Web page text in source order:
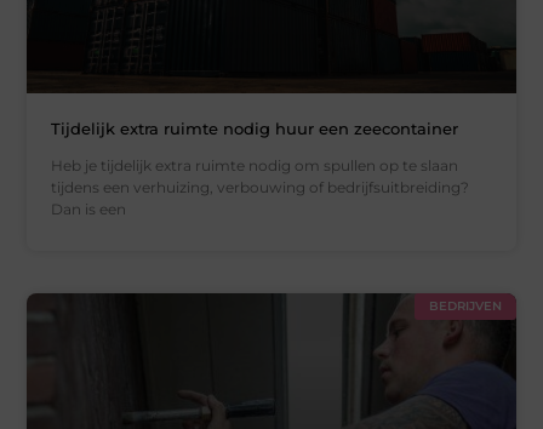
Tijdelijk extra ruimte nodig huur een zeecontainer
Heb je tijdelijk extra ruimte nodig om spullen op te slaan
tijdens een verhuizing, verbouwing of bedrijfsuitbreiding?
Dan is een
BEDRIJVEN